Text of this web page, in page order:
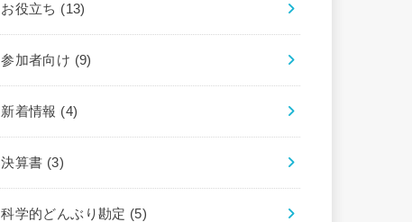
お役立ち (13)
参加者向け (9)
新着情報 (4)
決算書 (3)
科学的どんぶり勘定 (5)